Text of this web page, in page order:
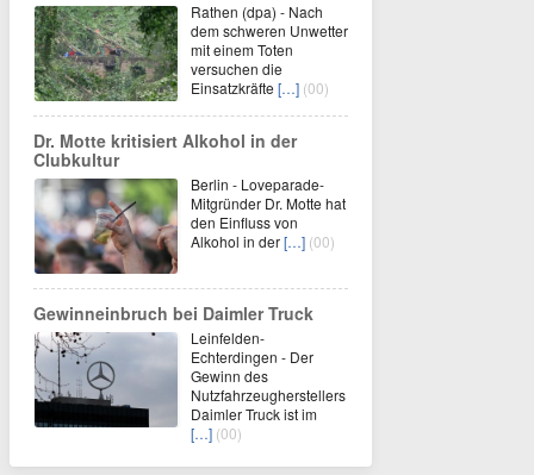
Rathen (dpa) - Nach
dem schweren Unwetter
mit einem Toten
versuchen die
Einsatzkräfte […] (00)
Dr. Motte kritisiert Alkohol in der
Clubkultur
Berlin - Loveparade-
Mitgründer Dr. Motte hat
den Einfluss von
Alkohol in der[…] (00)
Gewinneinbruch bei Daimler Truck
Leinfelden-
Echterdingen - Der
Gewinn des
Nutzfahrzeugherstellers
Daimler Truck ist im
[…] (00)